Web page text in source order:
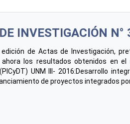
INVESTIGACIÓN N°
de Actas de Investigación,
los resultados obtenidos en
UNM III- 2016:Desarrollo
de proyectos integrados